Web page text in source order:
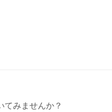
てみませんか？